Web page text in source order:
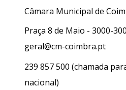
Câmara Municipal de
Praça 8 de Maio - 3000-
geral@cm-coimbra.pt
239 857 500 (chamada
nacional)